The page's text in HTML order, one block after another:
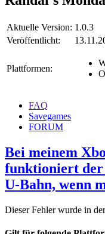
Aktuelle Version: 1.0.3
Veröffentlicht:
Plattformen:
FAQ
Savegames
FORUM
Bei meinem
funktioniert
U-Bahn, wenn
Dieser Fehler wurde in